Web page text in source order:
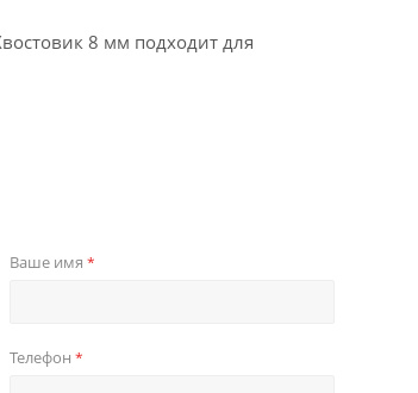
8 мм подходит для
Ваше имя *
Телефон *